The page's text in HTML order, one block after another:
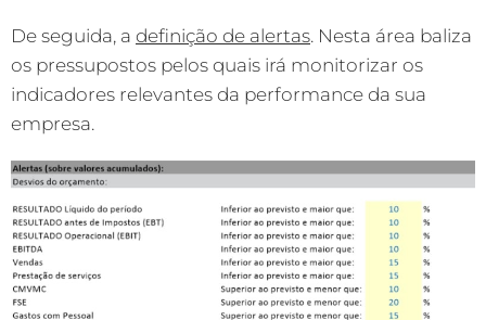
De seguida, a definição de alertas. Nesta área baliza
os pressupostos pelos quais irá monitorizar os
indicadores relevantes da performance da sua
empresa.